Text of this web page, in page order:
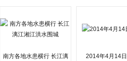
南方各地水患横行 长江漓
2014年4月14